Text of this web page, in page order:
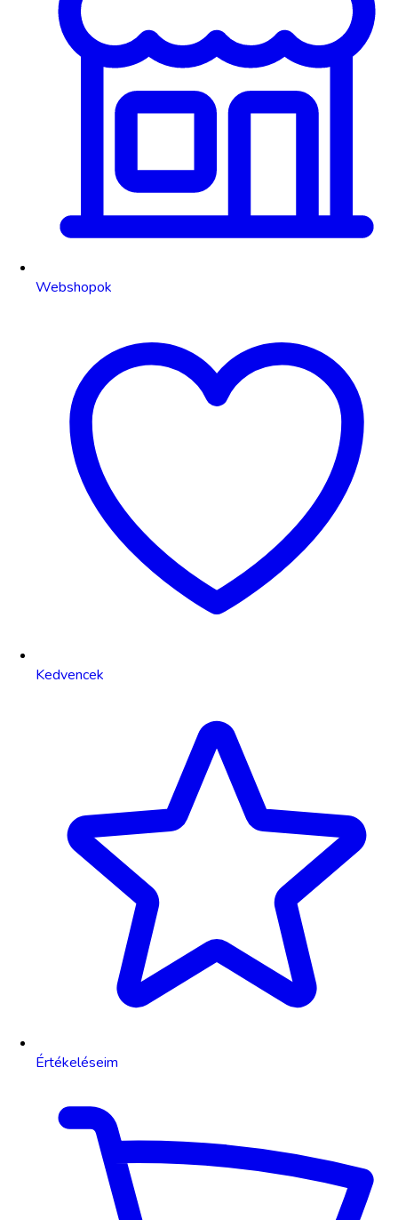
Webshopok
Kedvencek
Értékeléseim